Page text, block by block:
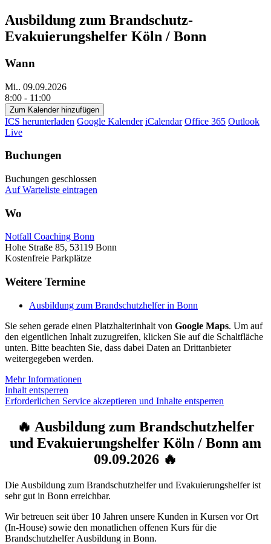
Ausbildung zum Brandschutz-
Evakuierungshelfer Köln / Bonn
Wann
Mi.. 09.09.2026
8:00 - 11:00
Zum Kalender hinzufügen
ICS herunterladen Google Kalender iCalendar Office 365 Outlook
Live
Buchungen
Buchungen geschlossen
Auf Warteliste eintragen
Wo
Notfall Coaching Bonn
Hohe Straße 85, 53119 Bonn
Kostenfreie Parkplätze
Weitere Termine
Ausbildung zum Brandschutzhelfer in Bonn
Sie sehen gerade einen Platzhalterinhalt von Google Maps. Um auf
den eigentlichen Inhalt zuzugreifen, klicken Sie auf die Schaltfläche
unten. Bitte beachten Sie, dass dabei Daten an Drittanbieter
weitergegeben werden.
Mehr Informationen
Inhalt entsperren
Erforderlichen Service akzeptieren und Inhalte entsperren
🔥 Ausbildung zum Brandschutzhelfer
und Evakuierungshelfer Köln / Bonn am
09.09.2026 🔥
Die Ausbildung zum Brandschutzhelfer und Evakuierungshelfer ist
sehr gut in Bonn erreichbar.
Wir betreuen seit über 10 Jahren unsere Kunden in Kursen vor Ort
(In-House) sowie den monatlichen offenen Kurs für die
Brandschutzhelfer Ausbildung in Bonn.